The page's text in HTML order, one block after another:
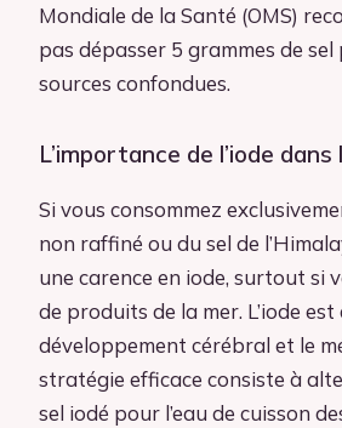
Mondiale de la Santé (OMS)
pas dépasser 5 grammes de
sources confondues.
L’importance de l’iode
Si vous consommez
non raffiné ou du sel de
une carence en iode, surtout si
de produits de la mer. L’iode
développement cérébral et le
stratégie efficace consiste à
sel iodé pour l’eau de cuisson